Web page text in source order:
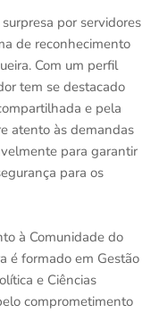
por servidores
de reconhecimento
Com um perfil
tem se destacado
e pela
atento às demandas
para garantir
para os
à Comunidade do
é formado em Gestão
e Ciências
comprometimento